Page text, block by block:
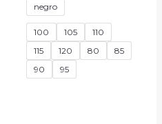
negro
100 105
110
115
120 80
85
90
95